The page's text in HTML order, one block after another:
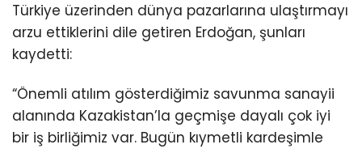
Türkiye üzerinden dünya pazarlarına ulaştırmayı
arzu ettiklerini dile getiren Erdoğan, şunları
kaydetti:
“Önemli atılım gösterdiğimiz savunma sanayii
alanında Kazakistan’la geçmişe dayalı çok iyi
bir iş birliğimiz var. Bugün kıymetli kardeşimle